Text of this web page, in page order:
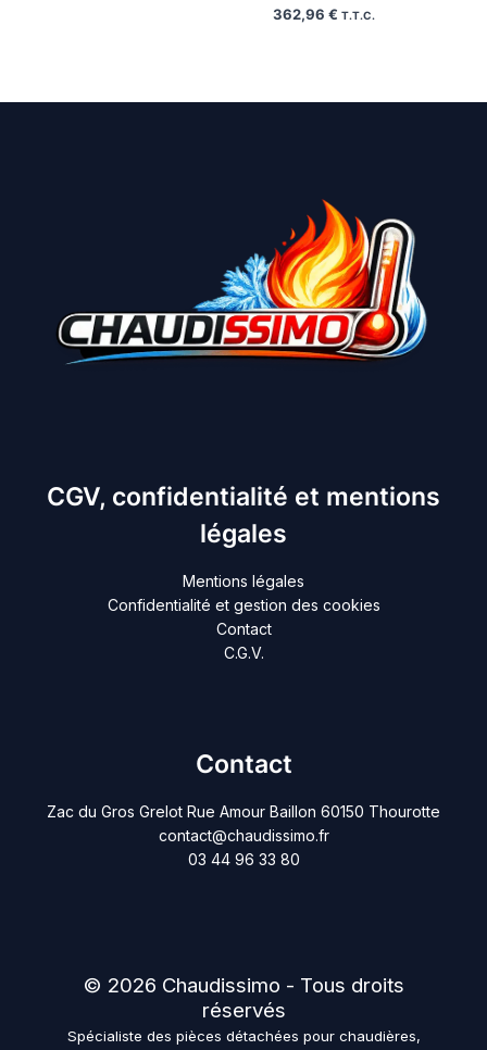
362,96 € T.T.C.
CGV, confidentialité et mentions
légales
Mentions légales
Confidentialité et gestion des cookies
Contact
C.G.V.
Contact
Zac du Gros Grelot Rue Amour Baillon 60150 Thourotte
contact@chaudissimo.fr
03 44 96 33 80
© 2026 Chaudissimo - Tous droits
réservés
Spécialiste des pièces détachées pour chaudières,